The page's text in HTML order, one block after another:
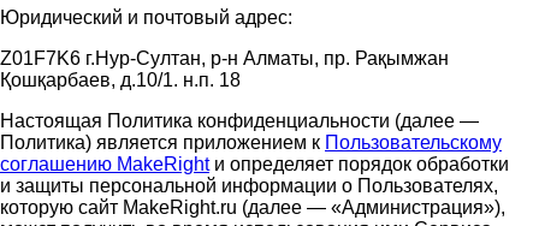
Юридический и почтовый адрес:
Z01F7K6 г.Нур-Султан, р-н Алматы, пр. Рақымжан
Қошқарбаев, д.10/1. н.п. 18
Настоящая Политика конфиденциальности (далее —
Политика) является приложением к Пользовательскому
соглашению MakeRightи определяет порядок обработки
и защиты персональной информации о Пользователях,
которую сайт MakeRight.ru (далее — «Администрация»),